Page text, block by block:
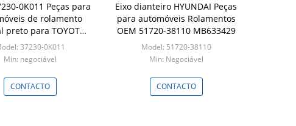
0K011 Peças para
de rolamento
preto para TOYOTA
HILUX
37230-0K011
Min: negociável
CONTACTO
Eixo dianteiro HYUNDAI Peças
para automóveis Rolamentos
OEM 51720-38110 MB633429
Model: 51720-38110
Min: Negociável
CONTACTO